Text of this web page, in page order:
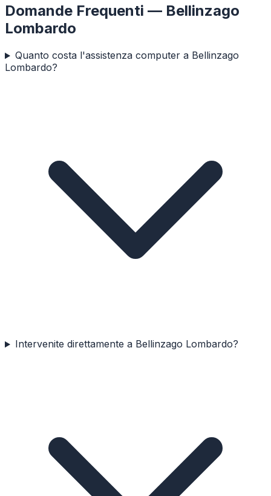
Domande Frequenti — Bellinzago
Lombardo
Quanto costa l'assistenza computer a Bellinzago
Lombardo?
Intervenite direttamente a Bellinzago Lombardo?